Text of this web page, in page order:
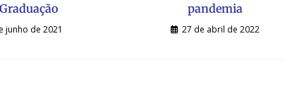
junho de 2021
pandemia
27 de abril de 2022